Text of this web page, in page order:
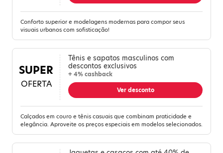
Conforto superior e modelagens modernas para compor seus
visuais urbanos com sofisticação!
SUPER
OFERTA
Tênis e sapatos masculinos com
descontos exclusivos
+ 4% cashback
Ver desconto
Calçados em couro e tênis casuais que combinam praticidade e
elegância. Aproveite os preços especiais em modelos selecionados.